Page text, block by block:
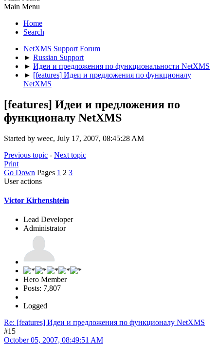
Main Menu
Home
Search
NetXMS Support Forum
► Russian Support
► Идеи и предложения по функциональности NetXMS
► [features] Идеи и предложения по функционалу
NetXMS
[features] Идеи и предложения по
функционалу NetXMS
Started by weec, July 17, 2007, 08:45:28 AM
Previous topic - Next topic
Print
Go Down Pages 1 2 3
User actions
Victor Kirhenshtein
Lead Developer
Administrator
Hero Member
Posts: 7,807
Logged
Re: [features] Идеи и предложения по функционалу NetXMS
#15
October 05, 2007, 08:49:51 AM